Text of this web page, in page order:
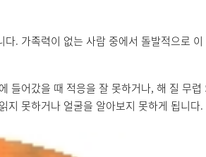
. 가족력이 없는 사람 중에서 돌발적으로
들어갔을 때 적응을 잘 못하거나, 해 질 무
지 못하거나 얼굴을 알아보지 못하게 됩니다.